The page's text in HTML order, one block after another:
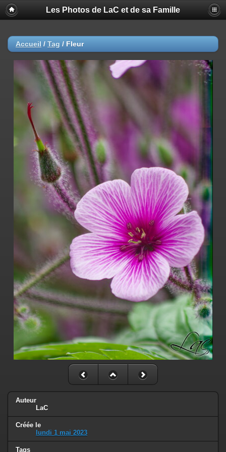
Les Photos de LaC et de sa Famille
Accueil / Tag / Fleur
Auteur
LaC
Créée le
lundi 1 mai 2023
Tags